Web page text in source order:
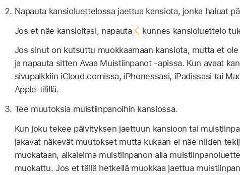
Napauta kansioluettelossa jaettua kansiota, jonka haluat
Jos et näe kansioitasi, napauta
kunnes kansioluettelo
Jos sinut on kutsuttu muokkaamaan kansiota, mutta et
ja napauta sitten Avaa Muistiinpanot ‑apissa. Kun avaat
sivupalkkiin iCloud.comissa, iPhonessasi, iPadissasi tai
Apple-tilillä.
Tee muutoksia muistiinpanoihin kansiossa.
Kun joku tekee päivityksen jaettuun kansioon tai
jakavat näkevät muutokset mutta kukaan ei näe niiden
muokataan, aikaleima muistiinpanon alla
muokattu. Jos et tällä hetkellä muokkaa jaettua